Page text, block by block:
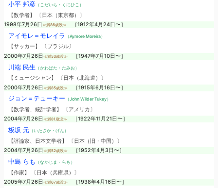
小平 邦彦（こだいら・くにひこ）
【数学者】 〔日本（東京都）〕
1998年7月26日 ≪満86歳没≫ ［1912年4月24日〜］
アイモレ＝モレイラ （Aymore Moreira）
【サッカー】 〔ブラジル〕
2000年7月26日 ≪満53歳没≫ ［1947年7月10日〜］
川端 民生 （かわばた・たみお）
【ミュージシャン】 〔日本（北海道）〕
2000年7月26日 ≪満85歳没≫ ［1915年6月16日〜］
ジョン＝テューキー （John Wilder Tukey）
【数学者、統計学者】 〔アメリカ〕
2004年7月26日 ≪満81歳没≫ ［1922年11月21日〜］
板坂 元（いたさか・げん）
【評論家、日本文学者】 〔日本（旧・中国）〕
2004年7月26日 ≪満52歳没≫ ［1952年4月3日〜］
中島 らも （なかじま・らも）
【作家】 〔日本（兵庫県）〕
2005年7月26日 ≪満67歳没≫ ［1938年4月16日〜］